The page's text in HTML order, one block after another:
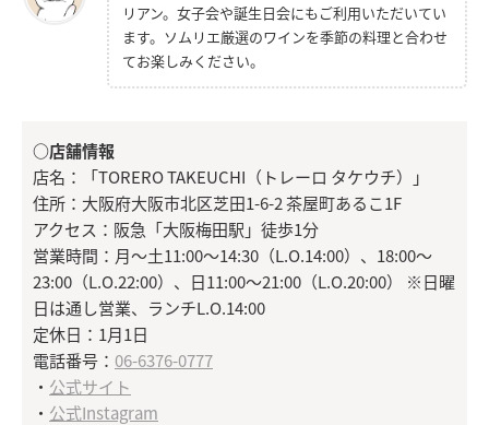
リアン。女子会や誕生日会にもご利用いただいてい
ます。ソムリエ厳選のワインを季節の料理と合わせ
てお楽しみください。
○店舗情報
店名：「TORERO TAKEUCHI（トレーロ タケウチ）」
住所：大阪府大阪市北区芝田1-6-2 茶屋町あるこ1F
アクセス：阪急「大阪梅田駅」徒歩1分
営業時間：月～土11:00～14:30（L.O.14:00）、18:00～
23:00（L.O.22:00）、日11:00～21:00（L.O.20:00） ※日曜
日は通し営業、ランチL.O.14:00
定休日：1月1日
電話番号： 06-6376-0777
・ 公式サイト
・ 公式Instagram